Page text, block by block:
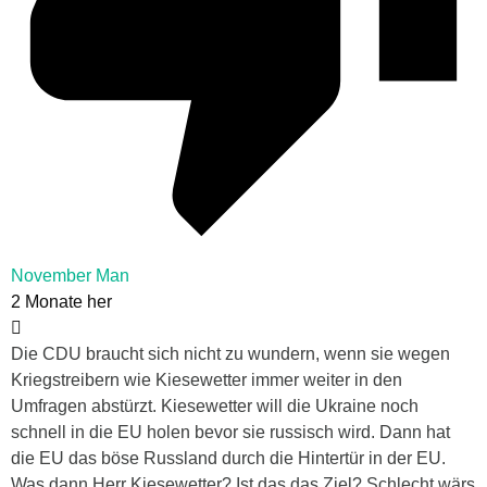
November Man
2 Monate her
Die CDU braucht sich nicht zu wundern, wenn sie wegen
Kriegstreibern wie Kiesewetter immer weiter in den
Umfragen abstürzt. Kiesewetter will die Ukraine noch
schnell in die EU holen bevor sie russisch wird. Dann hat
die EU das böse Russland durch die Hintertür in der EU.